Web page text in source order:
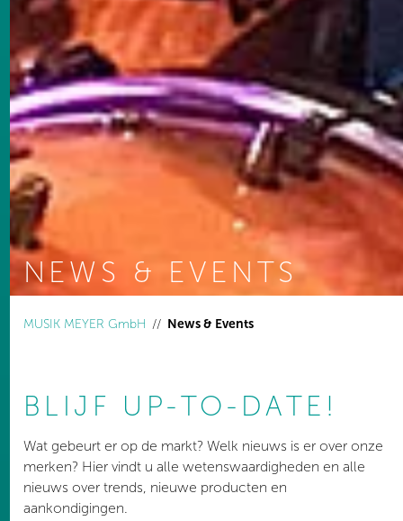
NEWS & EVENTS
MUSIK MEYER GmbH
News & Events
BLIJF UP-TO-DATE!
Wat gebeurt er op de markt? Welk nieuws is er over onze
merken? Hier vindt u alle wetenswaardigheden en alle
nieuws over trends, nieuwe producten en
aankondigingen.